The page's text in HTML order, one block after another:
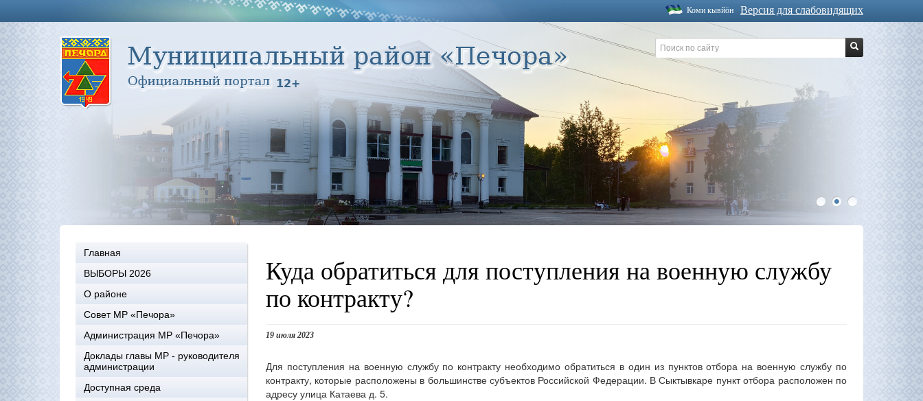
Версия для слабовидящих
Коми кывйöн
1 2 3
Главная
ВЫБОРЫ 2026
О районе
Совет МР «Печора»
Администрация МР «Печора»
Доклады главы МР - руководителя
администрации
Доступная среда
Куда обратиться для поступления на военную службу
по контракту?
19 июля 2023
Для поступления на военную службу по контракту необходимо обратиться в один из пунктов отбора на военную службу по
контракту, которые расположены в большинстве субъектов Российской Федерации. В Сыктывкаре пункт отбора расположен по
адресу улица Катаева д. 5.